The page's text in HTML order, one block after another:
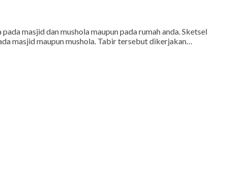
masjid dan mushola maupun pada rumah anda. Sketsel
masjid maupun mushola. Tabir tersebut dikerjakan…